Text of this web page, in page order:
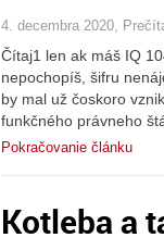
4. decembra 2020,
Čítaj1 len ak máš IQ
nepochopíš, šifru
by mal už čoskoro
funkčného právneho
Pokračovanie článku
Kotleba a